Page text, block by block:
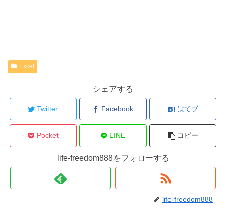
Excel
シェアする
Twitter Facebook はてブ
Pocket LINE コピー
life-freedom888をフォローする
life-freedom888